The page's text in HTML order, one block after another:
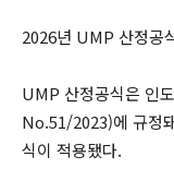
2026년 UMP 산정공
UMP 산정공식은 인
No.51/2023)에 규정
식이 적용됐다.